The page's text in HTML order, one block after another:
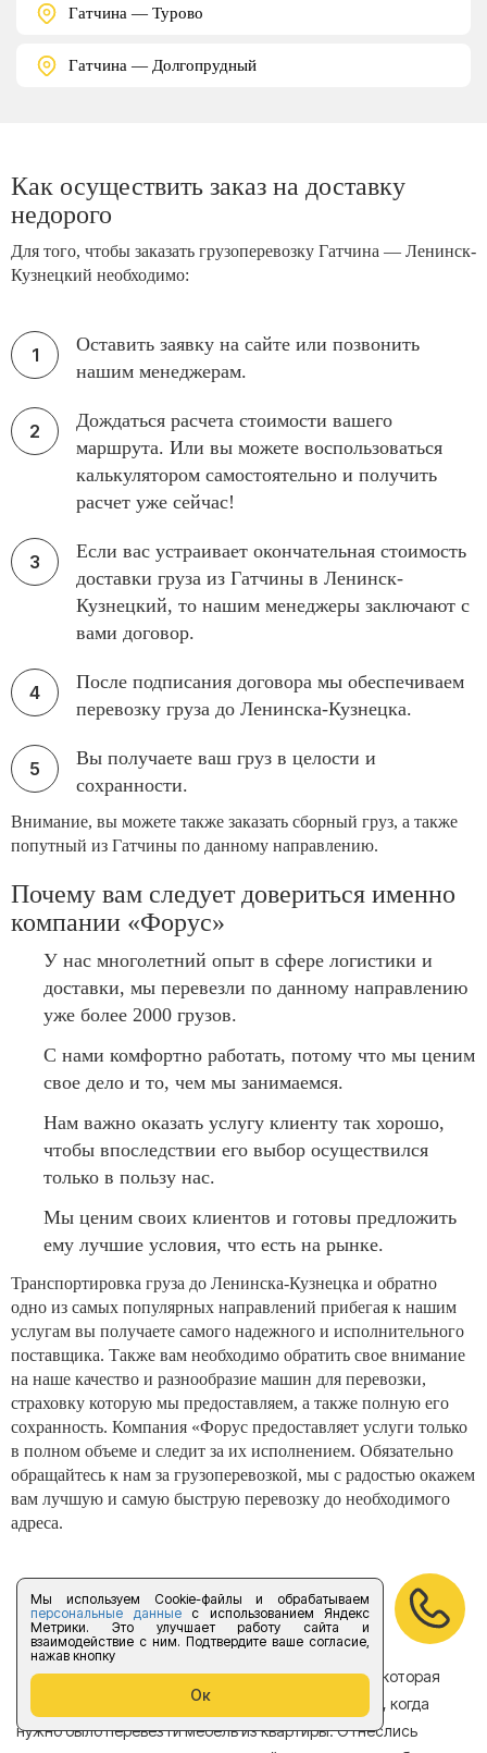
Мы используем Cookie-файлы и обрабатываем
персональные данныес использованием Яндекс
Метрики. Это улучшает работу сайта и
взаимодействие с ним. Подтвердите ваше согласие,
нажав кнопку
Ок
Гатчина — Турово
Гатчина — Долгопрудный
Как осуществить заказ на доставку
недорого
Для того, чтобы заказать грузоперевозку Гатчина — Ленинск-
Кузнецкий необходимо:
Оставить заявку на сайте или позвонить
нашим менеджерам.
Дождаться расчета стоимости вашего
маршрута. Или вы можете воспользоваться
калькулятором самостоятельно и получить
расчет уже сейчас!
Если вас устраивает окончательная стоимость
доставки груза из Гатчины в Ленинск-
Кузнецкий, то нашим менеджеры заключают с
вами договор.
После подписания договора мы обеспечиваем
перевозку груза до Ленинска-Кузнецка.
Вы получаете ваш груз в целости и
сохранности.
Внимание, вы можете также заказать сборный груз, а также
попутный из Гатчины по данному направлению.
Почему вам следует довериться именно
компании «Форус»
У нас многолетний опыт в сфере логистики и
доставки, мы перевезли по данному направлению
уже более 2000 грузов.
С нами комфортно работать, потому что мы ценим
свое дело и то, чем мы занимаемся.
Нам важно оказать услугу клиенту так хорошо,
чтобы впоследствии его выбор осуществился
только в пользу нас.
Мы ценим своих клиентов и готовы предложить
ему лучшие условия, что есть на рынке.
Транспортировка груза до Ленинска-Кузнецка и обратно
одно из самых популярных направлений прибегая к нашим
услугам вы получаете самого надежного и исполнительного
поставщика. Также вам необходимо обратить свое внимание
на наше качество и разнообразие машин для перевозки,
страховку которую мы предоставляем, а также полную его
сохранность. Компания «Форус предоставляет услуги только
в полном объеме и следит за их исполнением. Обязательно
обращайтесь к нам за грузоперевозкой, мы с радостью окажем
вам лучшую и самую быструю перевозку до необходимого
адреса.
Отзывы
Хотела бы поделиться отзывом о компании Форус которая
находится в Санкт-Петербурге. Обращалась в нее, когда
нужно было перевезти мебель из квартиры. Отнеслись